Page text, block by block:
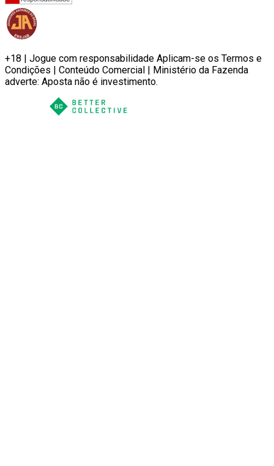
+18 | Jogue com responsabilidade Aplicam-se os Termos e
Condições | Conteúdo Comercial | Ministério da Fazenda
adverte: Aposta não é investimento.